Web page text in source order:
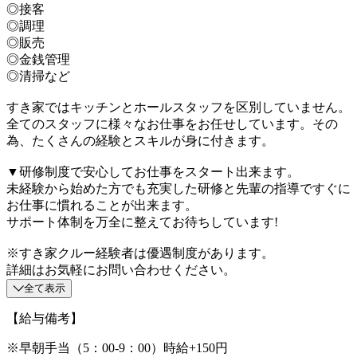
◎接客
◎調理
◎販売
◎金銭管理
◎清掃など
すき家ではキッチンとホールスタッフを区別していません。
全てのスタッフに様々なお仕事をお任せしています。その
為、たくさんの経験とスキルが身に付きます。
▼研修制度で安心してお仕事をスタート出来ます。
未経験から始めた方でも充実した研修と先輩の指導ですぐに
お仕事に慣れることが出来ます。
サポート体制を万全に整えてお待ちしています!
※すき家クルー経験者は優遇制度があります。
詳細はお気軽にお問い合わせください。
全て表示
【給与備考】
※早朝手当（5：00-9：00）時給+150円